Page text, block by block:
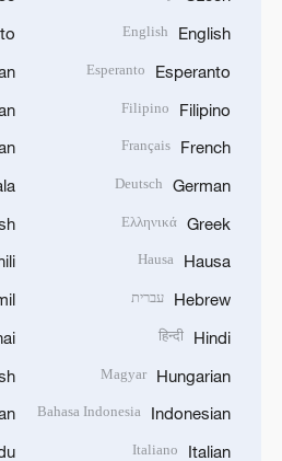
English
English
Esperanto
Esperanto
Filipino
Filipino
French
Français
German
Deutsch
Greek
Ελληνικά
Hausa
Hausa
Hebrew עברית
Hindi
हिन्दी
Hungarian
Magyar
Indonesian
Bahasa Indonesia
Italian
Italiano